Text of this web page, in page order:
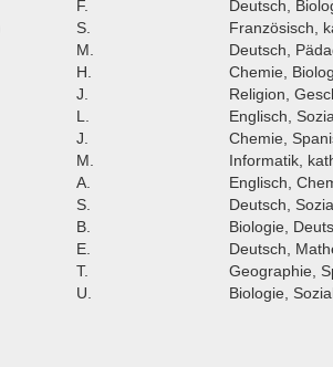
F.
Deutsch,
S.
Französisch,
M.
Deutsch,
H.
Chemie,
J.
Religion,
L.
Englisch,
J.
Chemie,
M.
Informatik,
A.
Englisch,
S.
Deutsch,
B.
Biologie,
E.
Deutsch,
T.
Geographie,
U. Biologie,